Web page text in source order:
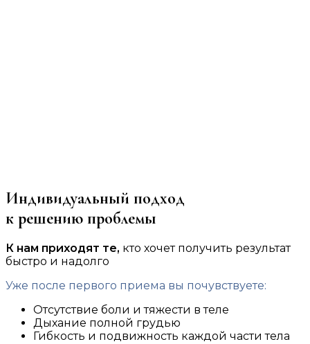
Индивидуальный подход
к решению проблемы
К нам приходят те, кто хочет получить результат
быстро и надолго
Уже после первого приема вы почувствуете:
Отсутствие боли и тяжести в теле
Дыхание полной грудью
Гибкость и подвижность каждой части тела